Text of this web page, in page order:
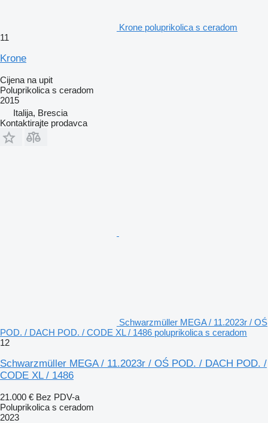
Krone poluprikolica s ceradom
11
Krone
Cijena na upit
Poluprikolica s ceradom
2015
Italija, Brescia
Kontaktirajte prodavca
Schwarzmüller MEGA / 11.2023r / OŚ
POD. / DACH POD. / CODE XL / 1486 poluprikolica s ceradom
12
Schwarzmüller MEGA / 11.2023r / OŚ POD. / DACH POD. /
CODE XL / 1486
21.000 € Bez PDV-a
Poluprikolica s ceradom
2023